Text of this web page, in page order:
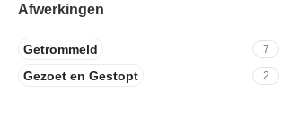
Afwerkingen
Getrommeld 7
Gezoet en Gestopt 2